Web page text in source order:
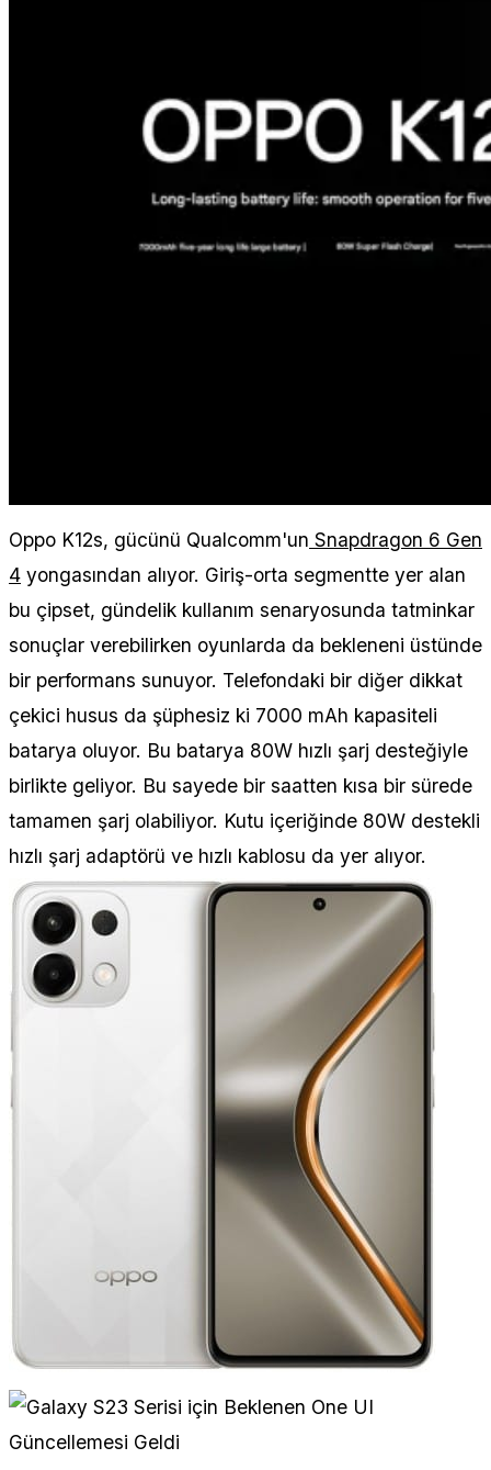
Oppo K12s, gücünü Qualcomm'un Snapdragon 6 Gen
4 yongasından alıyor. Giriş-orta segmentte yer alan
bu çipset, gündelik kullanım senaryosunda tatminkar
sonuçlar verebilirken oyunlarda da bekleneni üstünde
bir performans sunuyor. Telefondaki bir diğer dikkat
çekici husus da şüphesiz ki 7000 mAh kapasiteli
batarya oluyor. Bu batarya 80W hızlı şarj desteğiyle
birlikte geliyor. Bu sayede bir saatten kısa bir sürede
tamamen şarj olabiliyor. Kutu içeriğinde 80W destekli
hızlı şarj adaptörü ve hızlı kablosu da yer alıyor.